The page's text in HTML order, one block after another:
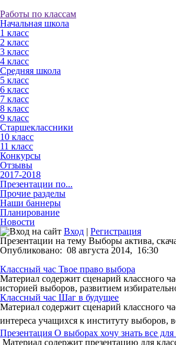
Работы по классам
Начальная школа
1 класс
2 класс
3 класс
4 класс
Средняя школа
5 класс
6 класс
7 класс
8 класс
9 класс
Старшеклассники
10 класс
11 класс
Конкурсы
Отзывы
2017-2018
Презентации по...
Прочие разделы
Наши баннеры
Планирование
Новости
Вход | Регистрация
Презентации на тему Выборы актива,
Опубликовано: 08 августа 2014, 16:30
Классный час Твое право выбора
Материал содержит сценарий классного
историей выборов, развитием
Классный час Шаг в будущее
Материал содержит сценарий классного
интереса учащихся к институту выборов,
Презентация О выборах хочу знать все для
Материал содержит презентацию для